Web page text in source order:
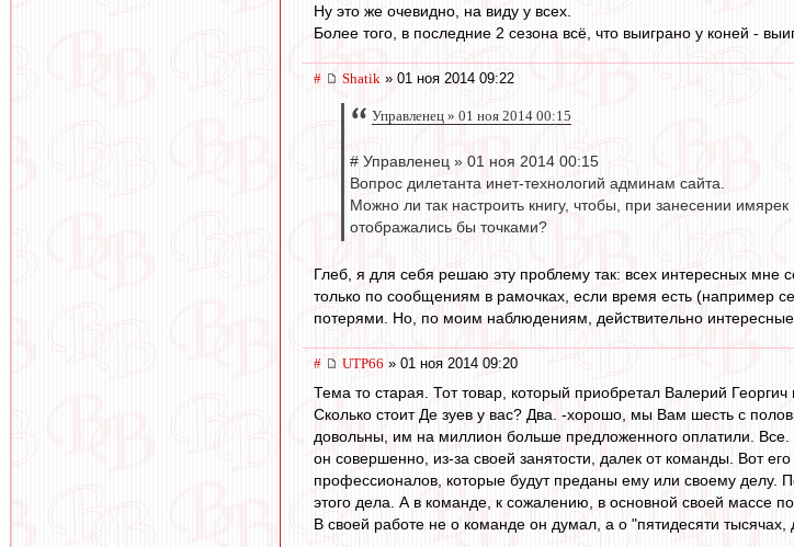
Ну это же очевидно, на виду у всех.
Более того, в последние 2 сезона всё, что выиграно у коней -
# Shatik » 01 ноя 2014 09:22
Управленец » 01 ноя 2014 00:15
# Управленец » 01 ноя 2014 00:15
Вопрос дилетанта инет-технологий админам сайта.
Можно ли так настроить книгу, чтобы, при занесении
отображались бы точками?
Глеб, я для себя решаю эту проблему так: всех интересных мне
только по сообщениям в рамочках, если время есть (например
потерями. Но, по моим наблюдениям, действительно
# UTP66 » 01 ноя 2014 09:20
Тема то старая. Тот товар, который приобретал Валерий
Сколько стоит Де зуев у вас? Два. -хорошо, мы Вам шесть с
довольны, им на миллион больше предложенного оплатили.
он совершенно, из-за своей занятости, далек от команды. Вот
профессионалов, которые будут преданы ему или своему делу.
этого дела. А в команде, к сожалению, в основной своей массе
В своей работе не о команде он думал, а о "пятидесяти